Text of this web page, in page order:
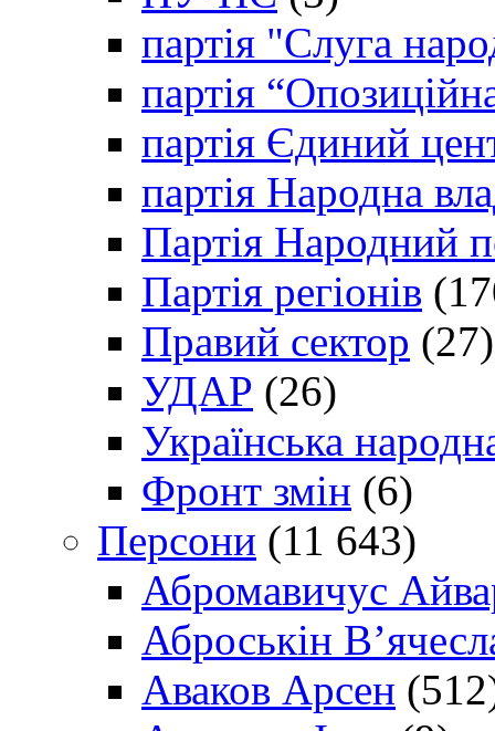
партія "Слуга
партія
партія Єдиний
партія Народна
Партія Народний
Партія регіонів
Правий сектор (27)
УДАР (26)
Українська
Фронт змін (6)
Персони (11 643)
Абромавичус
Аброськін
Аваков Арсен